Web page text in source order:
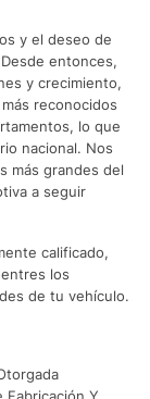
y el deseo de
entonces,
y crecimiento,
reconocidos
lo que
nacional. Nos
más grandes del
a seguir
calificado,
los
de tu vehículo.